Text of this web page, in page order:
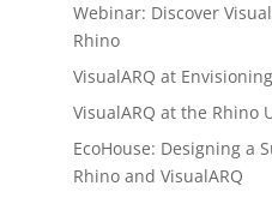
Webinar: Discover
Rhino
VisualARQ at
VisualARQ at the Rhino
EcoHouse: Designing a
Rhino and VisualARQ